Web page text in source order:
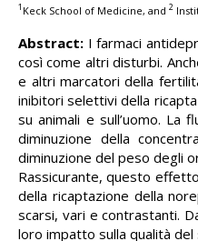
1 Keck School of Medicine, and2
Abstract: I farmaci
così come altri disturbi.
e altri marcatori della
inibitori selettivi della
su animali e sull’uomo.
diminuzione della
diminuzione del peso degli
Rassicurante, questo
della ricaptazione della
scarsi, vari e contrastanti.
loro impatto sulla qualità